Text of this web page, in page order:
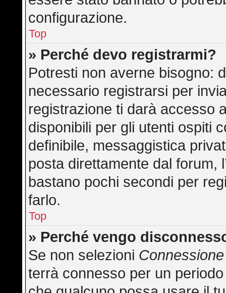
configurazione.
Top
» Perché devo registrarmi?
Potresti non averne bisogno:
necessario registrarsi per
registrazione ti darà accesso
disponibili per gli utenti ospiti
definibile, messaggistica
posta direttamente dal forum,
bastano pochi secondi per
farlo.
Top
» Perché vengo
Se non selezioni
terrà connesso per un